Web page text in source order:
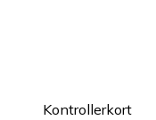
Kontrollerkort